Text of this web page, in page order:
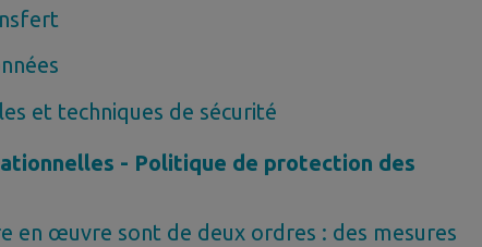
et techniques de sécurité
- Politique de protection des
en œuvre sont de deux ordres : des mesures